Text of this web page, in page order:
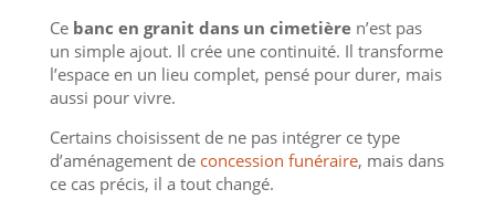
Ce banc en granit dans un cimetièren’est pas
un simple ajout. Il crée une continuité. Il transforme
l’espace en un lieu complet, pensé pour durer, mais
aussi pour vivre.
Certains choisissent de ne pas intégrer ce type
d’aménagement de concession funéraire, mais dans
ce cas précis, il a tout changé.